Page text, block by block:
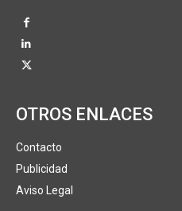
OTROS ENLACES
Contacto
Publicidad
Aviso Legal